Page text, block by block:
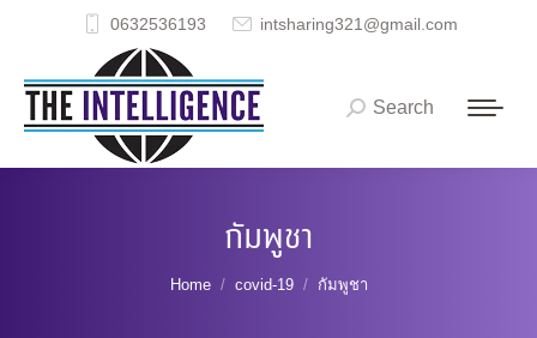
0632536193 intsharing321@gmail.com
Search:
Search
กัมพูชา
You are here:
Home covid-19 กัมพูชา